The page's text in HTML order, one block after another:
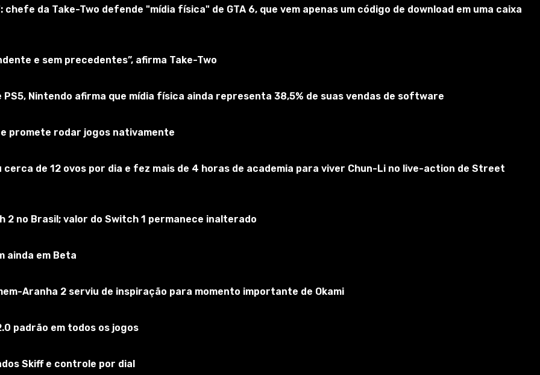
o rosto foi reciclado.
da Take-Two defende "mídia física" de GTA 6, que vem apenas um código de download em uma caixa
e sem precedentes”, afirma Take-Two
Nintendo afirma que mídia física ainda representa 38,5% de suas vendas de software
e promete rodar jogos nativamente
cerca de 12 ovos por dia e fez mais de 4 horas de academia para viver Chun-Li no live-action de Street
no Brasil; valor do Switch 1 permanece inalterado
ainda em Beta
Aranha 2 serviu de inspiração para momento importante de Okami
padrão em todos os jogos
Skiff e controle por dial